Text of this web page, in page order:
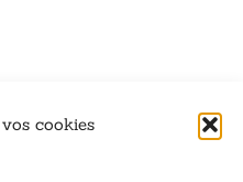
cookies